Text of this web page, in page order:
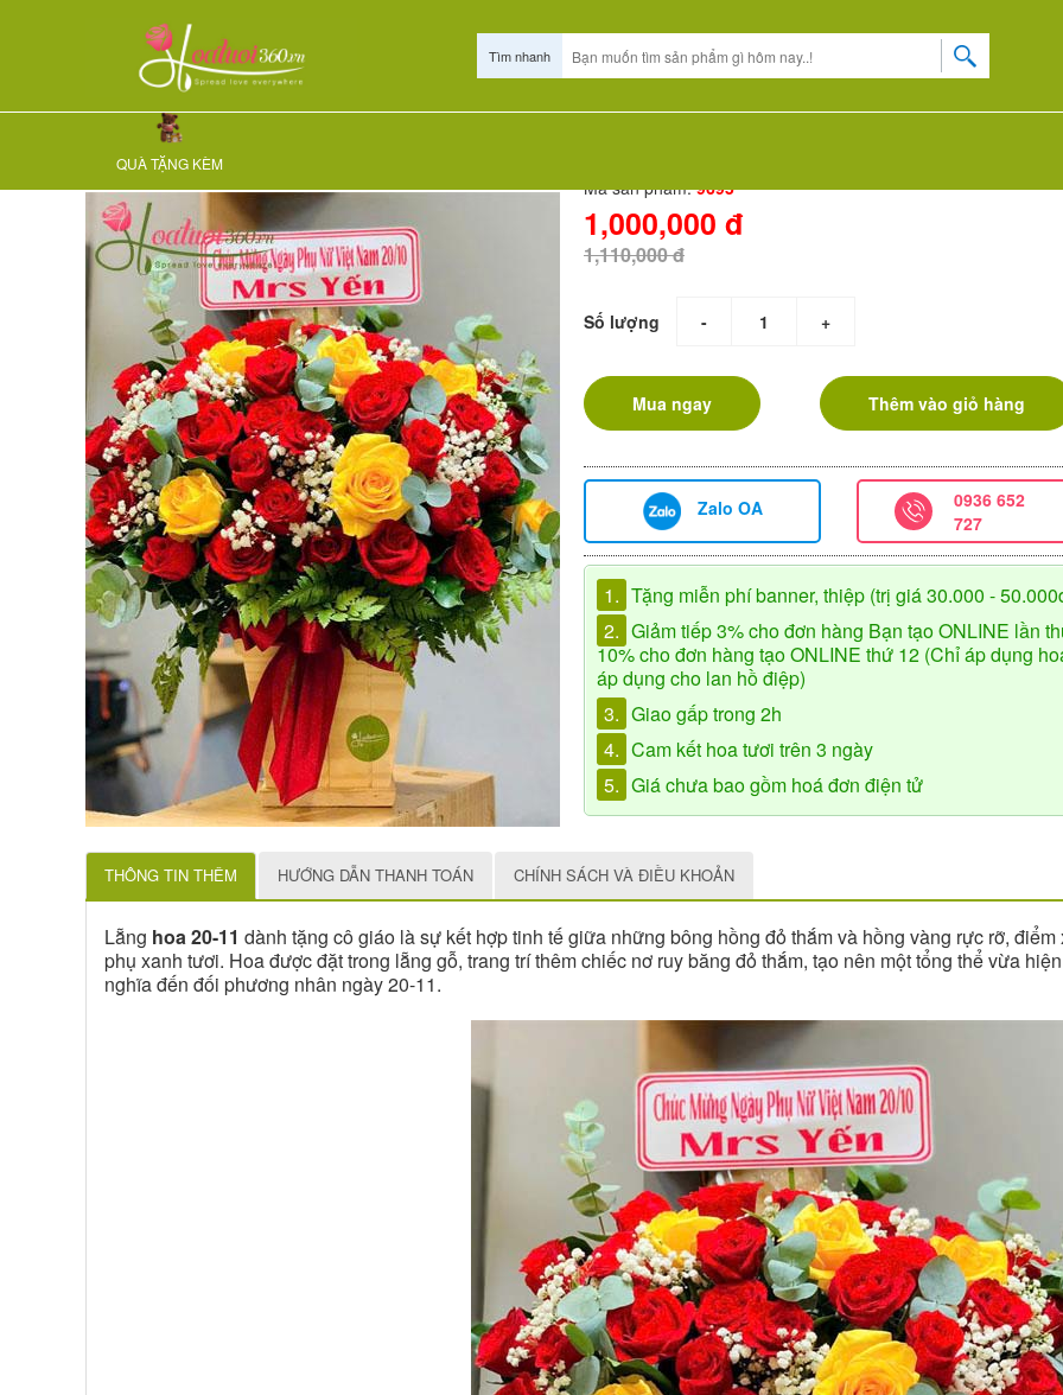
Tìm nhanh
HOA SINH NHẬT HOA TƯƠI ƯU ĐÃI 30% HOA KHAI TRƯƠNG HOA CHIA BUỒN HOA CHÚC MỪNG KIỂU DÁNG
QUÀ TẶNG KÈM
rực rỡ
Mã sản phẩm:9695
1,000,000 đ
1,110,000 đ
Số lượng - +
Mua ngay Thêm vào giỏ hàng
Zalo OA
0936 652
727
1. Tặng miễn phí banner, thiệp (trị giá 30.000 -
2. Giảm tiếp 3% cho đơn hàng Bạn tạo ONLINE lần
10% cho đơn hàng tạo ONLINE thứ 12 (Chỉ áp dụng
áp dụng cho lan hồ điệp)
3. Giao gấp trong 2h
4. Cam kết hoa tươi trên 3 ngày
5. Giá chưa bao gồm hoá đơn điện tử
THÔNG TIN THÊM HƯỚNG DẪN THANH TOÁN CHÍNH SÁCH VÀ ĐIỀU KHOẢN
Lẵng hoa 20-11 dành tặng cô giáo là sự kết hợp tinh tế giữa những bông hồng đỏ thắm và hồng vàng rực rỡ,
phụ xanh tươi. Hoa được đặt trong lẵng gỗ, trang trí thêm chiếc nơ ruy băng đỏ thắm, tạo nên một tổng thể vừa
nghĩa đến đối phương nhân ngày 20-11.